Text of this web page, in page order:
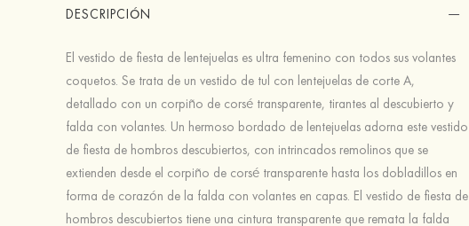
DESCRIPCIÓN
El vestido de fiesta de lentejuelas es ultra femenino con todos sus volantes
coquetos. Se trata de un vestido de tul con lentejuelas de corte A,
detallado con un corpiño de corsé transparente, tirantes al descubierto y
falda con volantes. Un hermoso bordado de lentejuelas adorna este vestido
de fiesta de hombros descubiertos, con intrincados remolinos que se
extienden desde el corpiño de corsé transparente hasta los dobladillos en
forma de corazón de la falda con volantes en capas. El vestido de fiesta de
hombros descubiertos tiene una cintura transparente que remata la falda